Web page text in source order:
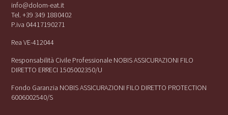
info@dolom-eat.it
Tel. +39 349 1880402
P.iva 04417190271
Rea VE-412044
Responsabilità Civile Professionale NOBIS ASSICURAZIONI FILO
DIRETTO ERRECI 1505002350/U
Fondo Garanzia NOBIS ASSICURAZIONI FILO DIRETTO PROTECTION
6006002540/S